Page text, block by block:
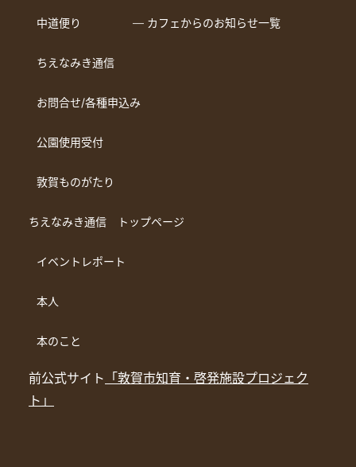
中道便り ― カフェからのお知らせ一覧
ちえなみき通信
お問合せ/各種申込み
公園使用受付
敦賀ものがたり
ちえなみき通信 トップページ
イベントレポート
本人
本のこと
前公式サイト 「敦賀市知育・啓発施設プロジェク
ト」